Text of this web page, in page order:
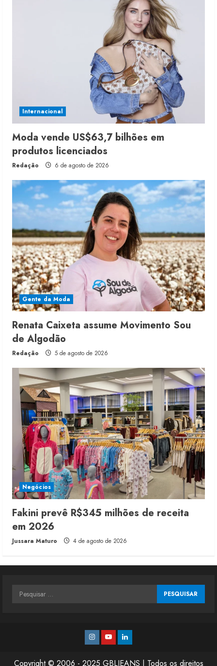
Internacional
Moda vende US$63,7 bilhões em
produtos licenciados
Redação 6 de agosto de 2026
Gente da Moda
Renata Caixeta assume Movimento Sou
de Algodão
Redação 5 de agosto de 2026
Negócios
Fakini prevê R$345 milhões de receita
em 2026
Jussara Maturo 4 de agosto de 2026
Pesquisar
Instagram
YoutubeLinkedin
Copyright © 2006 - 2025 GBLJEANS | Todos os direitos